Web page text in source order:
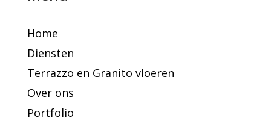
Home
Diensten
Terrazzo en Granito vloeren
Over ons
Portfolio